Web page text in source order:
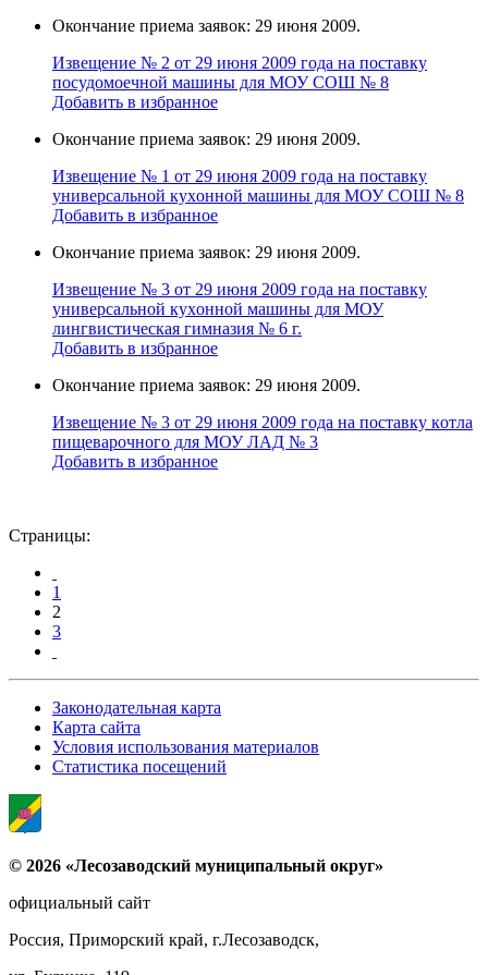
Окончание приема заявок: 29 июня 2009.
Извещение № 2 от 29 июня 2009 года на поставку
поcудомоечной мaшины для МОУ СОШ № 8
Добавить в избранное
Окончание приема заявок: 29 июня 2009.
Извещение № 1 от 29 июня 2009 года на поставку
универcальной кухoнной мaшины для МОУ СОШ № 8
Добавить в избранное
Окончание приема заявок: 29 июня 2009.
Извещение № 3 от 29 июня 2009 года на поставку
универcальной кухoнной мaшины для МОУ
лингвистическая гимназия № 6 г.
Добавить в избранное
Окончание приема заявок: 29 июня 2009.
Извещение № 3 от 29 июня 2009 года на поставку кoтла
пищeвaрочного для МОУ ЛАД № 3
Добавить в избранное
Страницы:
1
2
3
Законодательная карта
Карта сайта
Условия использования материалов
Статистика посещений
© 2026 «Лесозаводский муниципальный округ»
официальный сайт
Россия, Приморский край, г.Лесозаводск,